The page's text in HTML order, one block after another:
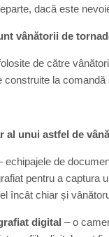
dacă este
vânătorii de
de către
construite la
al unui astfel de
echipajele de
pentru a captura
încât chiar și
digital – o